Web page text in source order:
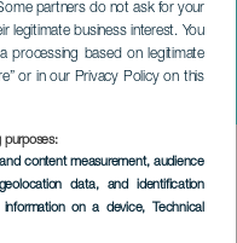
partners do not ask for your
legitimate business interest. You
processing based on legitimate
or in our Privacy Policy on this
purposes:
content measurement, audience
data, and identification
on a device, Technical
irodalmi